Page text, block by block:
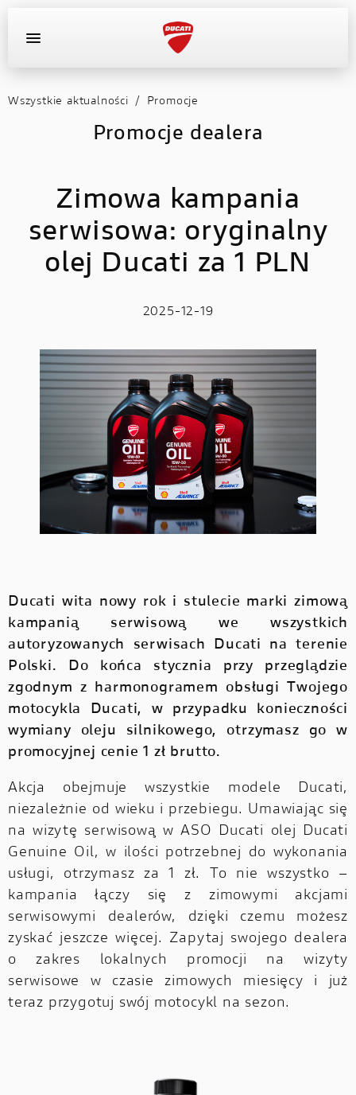
OFERTA DEALERA
MOTOCYKLE
AKTUALNOŚCI
OFERTA DEALERA
Wszystkie aktualności / Promocje
Promocje dealera
Zimowa kampania
serwisowa: oryginalny
olej Ducati za 1 PLN
2025-12-19
Ducati wita nowy rok i stulecie marki zimową
kampanią serwisową we wszystkich
autoryzowanych serwisach Ducati na terenie
Polski. Do końca stycznia przy przeglądzie
zgodnym z harmonogramem obsługi Twojego
motocykla Ducati, w przypadku konieczności
wymiany oleju silnikowego, otrzymasz go w
promocyjnej cenie 1 zł brutto.
Akcja obejmuje wszystkie modele Ducati,
niezależnie od wieku i przebiegu. Umawiając się
na wizytę serwisową w ASO Ducati olej Ducati
Genuine Oil, w ilości potrzebnej do wykonania
usługi, otrzymasz za 1 zł. To nie wszystko –
kampania łączy się z zimowymi akcjami
serwisowymi dealerów, dzięki czemu możesz
zyskać jeszcze więcej. Zapytaj swojego dealera
o zakres lokalnych promocji na wizyty
serwisowe w czasie zimowych miesięcy i już
teraz przygotuj swój motocykl na sezon.